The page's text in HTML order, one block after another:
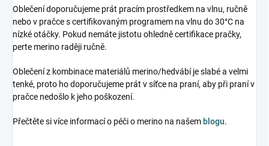
Oblečení doporučujeme prát pracím prostředkem na vlnu, ručně
nebo v pračce s certifikovaným programem na vlnu do 30°C na
nízké otáčky. Pokud nemáte jistotu ohledně certifikace pračky,
perte merino raději ručně.
Oblečení z kombinace materiálů merino/hedvábí je slabé a velmi
tenké, proto ho doporučujeme prát v síťce na praní, aby při praní v
pračce nedošlo k jeho poškození.
Přečtěte si více informací o péči o merino na našem blogu.